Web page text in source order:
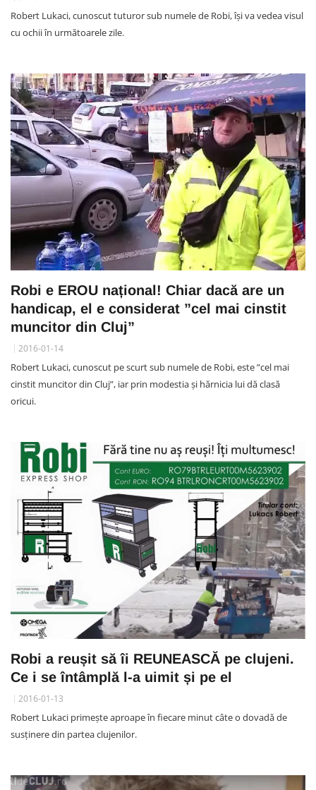
Robert Lukaci, cunoscut tuturor sub numele de Robi, își va vedea visul
cu ochii în următoarele zile.
Robi e EROU național! Chiar dacă are un
handicap, el e considerat ”cel mai cinstit
muncitor din Cluj”
2016-01-14
Robert Lukaci, cunoscut pe scurt sub numele de Robi, este ”cel mai
cinstit muncitor din Cluj”, iar prin modestia și hărnicia lui dă clasă
oricui.
Robi a reușit să îi REUNEASCĂ pe clujeni.
Ce i se întâmplă l-a uimit și pe el
2016-01-13
Robert Lukaci primește aproape în fiecare minut câte o dovadă de
susținere din partea clujenilor.